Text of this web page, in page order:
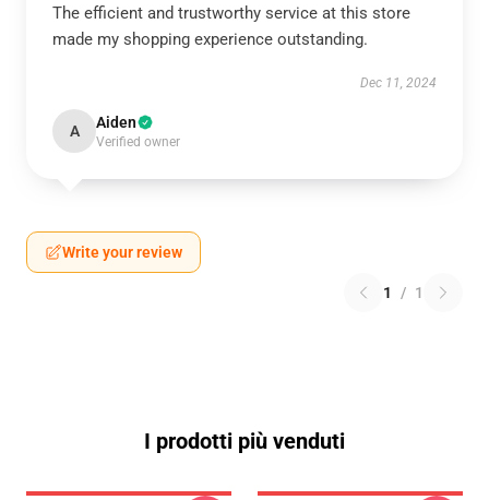
The efficient and trustworthy service at this store
made my shopping experience outstanding.
Dec 11, 2024
A Aiden
Verified owner
Write your review
1 / 1
I prodotti più venduti